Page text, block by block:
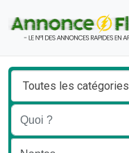
Toutes les catégories